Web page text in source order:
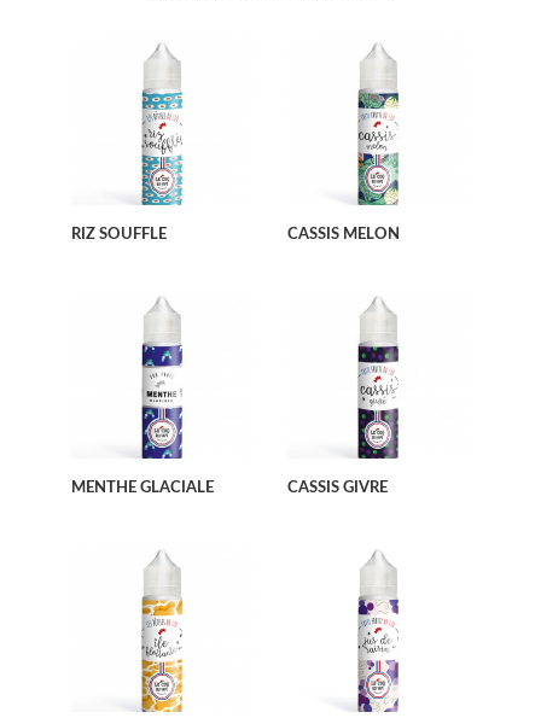
RIZ SOUFFLE CASSIS MELON
MENTHE GLACIALE CASSIS GIVRE